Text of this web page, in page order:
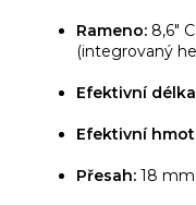
Rameno: 8,6"
(integrovaný
Efektivní
Efektivní
Přesah: 18 mm